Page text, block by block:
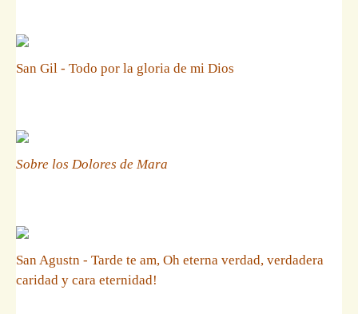
San Gil - Todo por la gloria de mi Dios
Sobre los Dolores de Mara
San Agustn - Tarde te am, Oh eterna verdad, verdadera
caridad y cara eternidad!